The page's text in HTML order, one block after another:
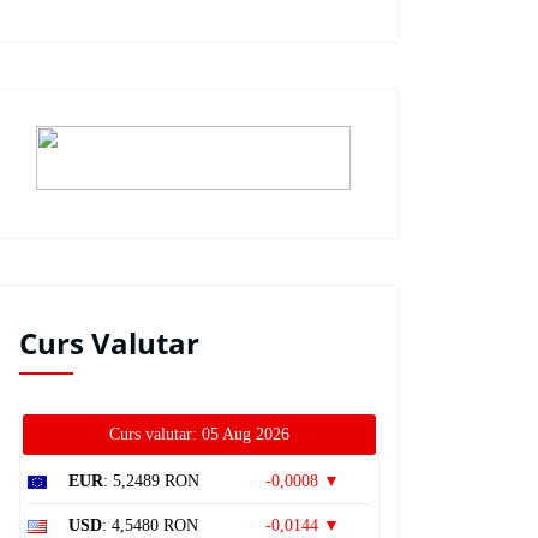
Curs Valutar
Curs valutar: 05 Aug 2026
EUR: 5,2489 RON -0,0008 ▼
USD: 4,5480 RON -0,0144 ▼